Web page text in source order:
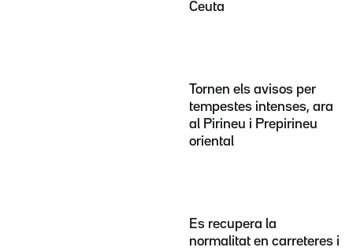
Ceuta
Tornen els avisos per
tempestes intenses, ara
al Pirineu i Prepirineu
oriental
Es recupera la
normalitat en carreteres i